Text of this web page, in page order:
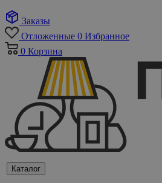
Заказы
Отложенные 0 Избранное
0 Корзина
Каталог